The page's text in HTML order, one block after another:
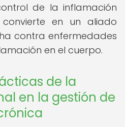
de la inflamación
en un aliado
contra enfermedades
en el cuerpo.
de la
en la gestión de